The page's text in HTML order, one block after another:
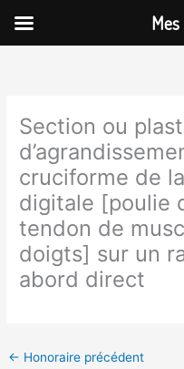
contenu
Section ou
cruciforme de
digitale [poulie
tendon de
doigts] sur un
abord direct
← Honoraire précédent